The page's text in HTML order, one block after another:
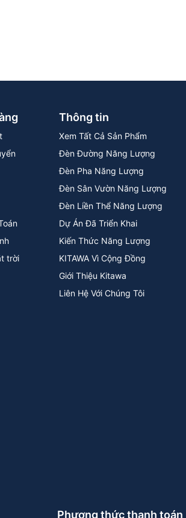
trời
Thông tin
Xem Tất Cả Sản Phẩm
Đèn Đường Năng Lượng
Đèn Pha Năng Lượng
Đèn Sân Vườn Năng Lượng
Đèn Liền Thể Năng Lượng
Dự Án Đã Triển Khai
Kiến Thức Năng Lượng
KITAWA Vì Cộng Đồng
Giới Thiệu Kitawa
Liên Hệ Với Chúng Tôi
Phương thức thanh toán